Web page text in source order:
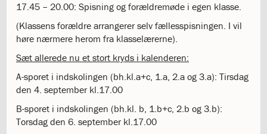
2.8:
IT
og
Computer
Terminsprøver
2.10:
Afgangsprøver
2.11:
Afgangseksamen
2.12:
Karaktergennemsnit
2.13:
Karakterskala
2.14:
Hvor
17.45 – 20.00: Spisning og forældremøde i egen klasse.
(Klassens forældre arrangerer selv fællesspisningen. I vil
høre nærmere herom fra klasselærerne).
Sæt allerede nu et stort kryds i kalenderen:
A-sporet i indskolingen (bh.kl.a+c, 1.a, 2.a og 3.a): Tirsdag
den 4. september kl.17.00
B-sporet i indskolingen (bh.kl. b, 1.b+c, 2.b og 3.b):
Torsdag den 6. september kl.17.00